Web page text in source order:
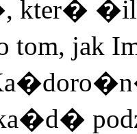
kter�
jak